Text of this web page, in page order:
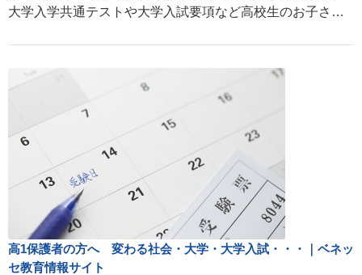
大学入学共通テストや大学入試要項など高校生のお子さま
高1保護者の方へ 変わる社会・大学・大学入試・・・｜ベネッ
セ教育情報サイト